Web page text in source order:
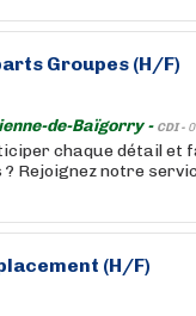
Groupes (H/F)
de-Baïgorry - CDI -
chaque détail et
Rejoignez notre
(H/F)